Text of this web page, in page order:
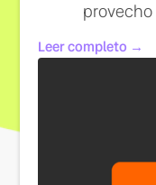
provecho
Leer completo →